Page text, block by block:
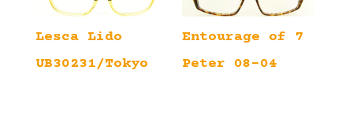
Lesca Lido
UB30231/Tokyo
Entourage of 7
Peter 08-04